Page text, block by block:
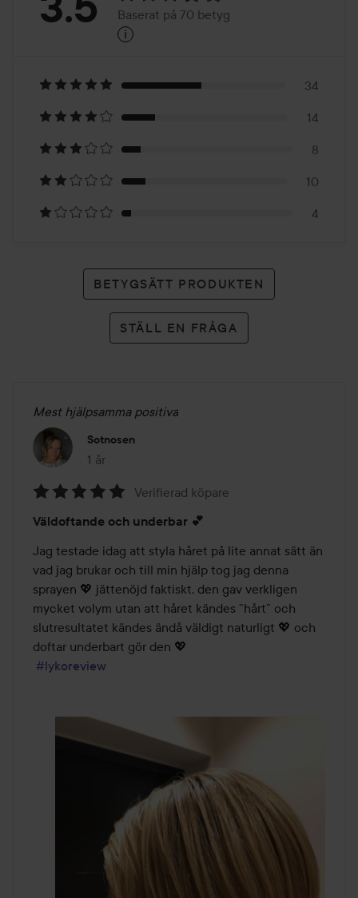
Baserat
på
70
betyg
Baserat på 70 betyg
i
34
14
8
10
4
BETYGSÄTT PRODUKTEN
STÄLL EN FRÅGA
Mest hjälpsamma positiva
Sotnosen
1 år
Inlägget skapades 1 år
5
av
5
Verifierad köpare
Väldoftande och underbar 💕
Jag testade idag att styla håret på lite annat sätt än
vad jag brukar och till min hjälp tog jag denna
sprayen 💖 jättenöjd faktiskt, den gav verkligen
mycket volym utan att håret kändes ”hårt” och
slutresultatet kändes ändå väldigt naturligt 💖 och
doftar underbart gör den 💖
#lykoreview